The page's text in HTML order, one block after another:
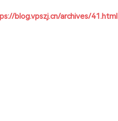
blog.vpszj.cn/archives/41.html